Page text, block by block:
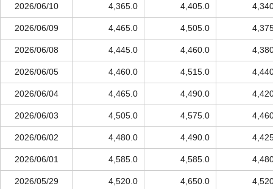
2026/06/10 4,365.0 4,405.0
2026/06/09 4,465.0 4,505.0
2026/06/08 4,445.0 4,460.0
2026/06/05 4,460.0 4,515.0
2026/06/04 4,465.0 4,490.0
2026/06/03 4,505.0 4,575.0
2026/06/02 4,480.0 4,490.0
2026/06/01 4,585.0 4,585.0
2026/05/29 4,520.0 4,650.0